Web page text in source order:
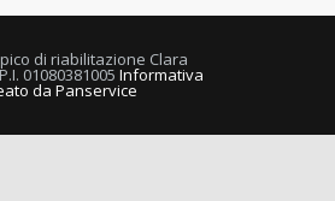
di riabilitazione Clara
01080381005 Informativa
da Panservice